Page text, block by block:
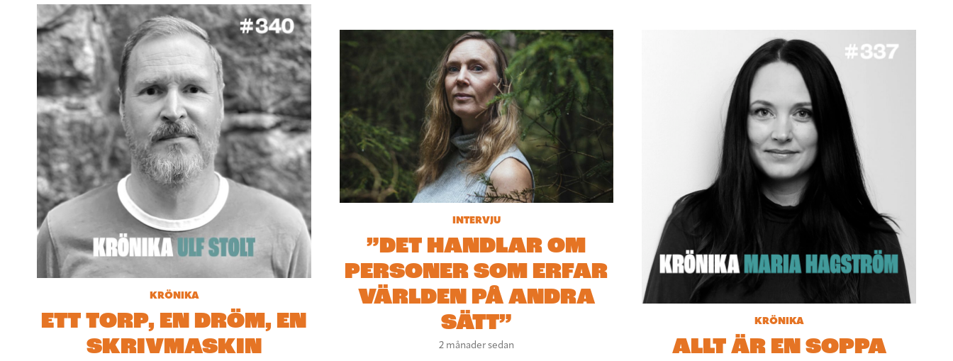
KRÖNIKA
ETT TORP, EN DRÖM, EN
SKRIVMASKIN
INTERVJU
”DET HANDLAR OM
PERSONER SOM ERFAR
VÄRLDEN PÅ ANDRA
SÄTT”
2 månader sedan
KRÖNIKA
ALLT ÄR EN SOPPA